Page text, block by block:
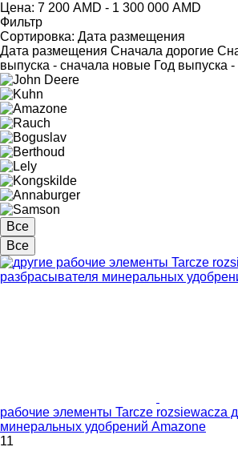
Цена: 7 200 AMD - 1 300 000 AMD
Фильтр
Сортировка: Дата размещения
Дата размещения Сначала дорогие
выпуска - сначала новые Год выпуска
Все
Все
рабочие элементы Tarcze rozsiewacza
минеральных удобрений Amazone
11